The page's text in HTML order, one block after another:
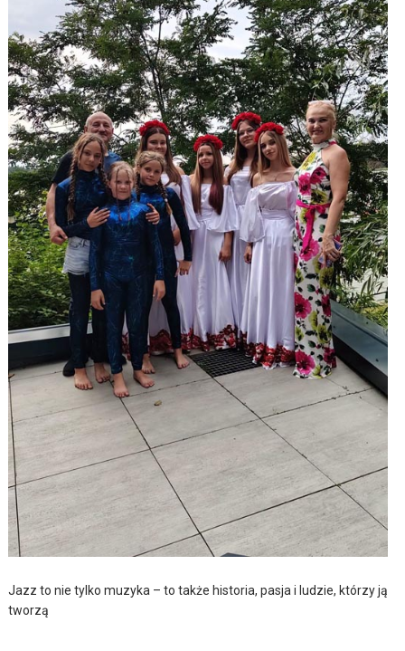
Jazz to nie tylko muzyka – to także historia, pasja i ludzie, którzy ją
tworzą